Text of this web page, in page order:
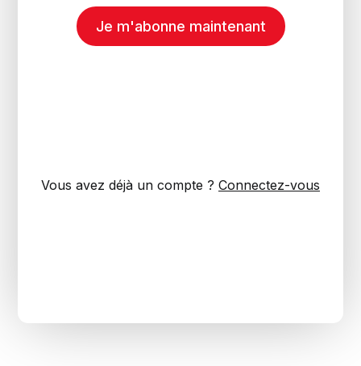
Je m'abonne maintenant
Vous avez déjà un compte ? Connectez-vous